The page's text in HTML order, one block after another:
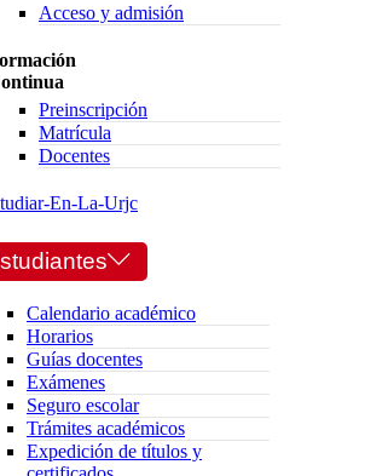
Acceso y admisión
Preinscripción
Matrícula
Docentes
En-La-Urjc
Calendario académico
Horarios
Guías docentes
Exámenes
Seguro escolar
Trámites académicos
Expedición de títulos y